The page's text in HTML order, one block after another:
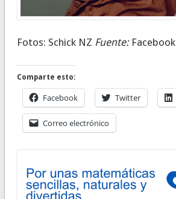
Fotos: Schick NZ Fuente:Facebook
Comparte esto:
Facebook Twitter
Correo electrónico